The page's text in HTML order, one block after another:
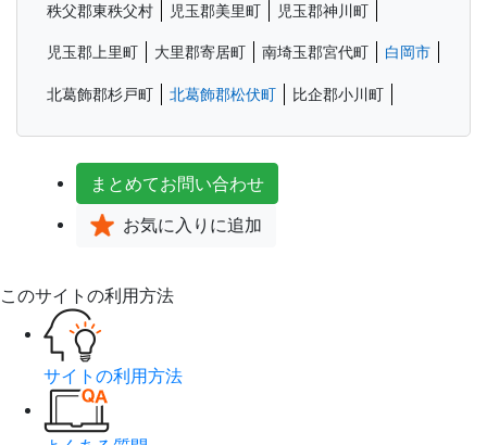
秩父郡東秩父村 児玉郡美里町 児玉郡神川町
児玉郡上里町 大里郡寄居町 南埼玉郡宮代町 白岡市
北葛飾郡杉戸町 北葛飾郡松伏町 比企郡小川町
まとめてお問い合わせ
お気に入り に追加
このサイトの利用方法
サイトの利用方法